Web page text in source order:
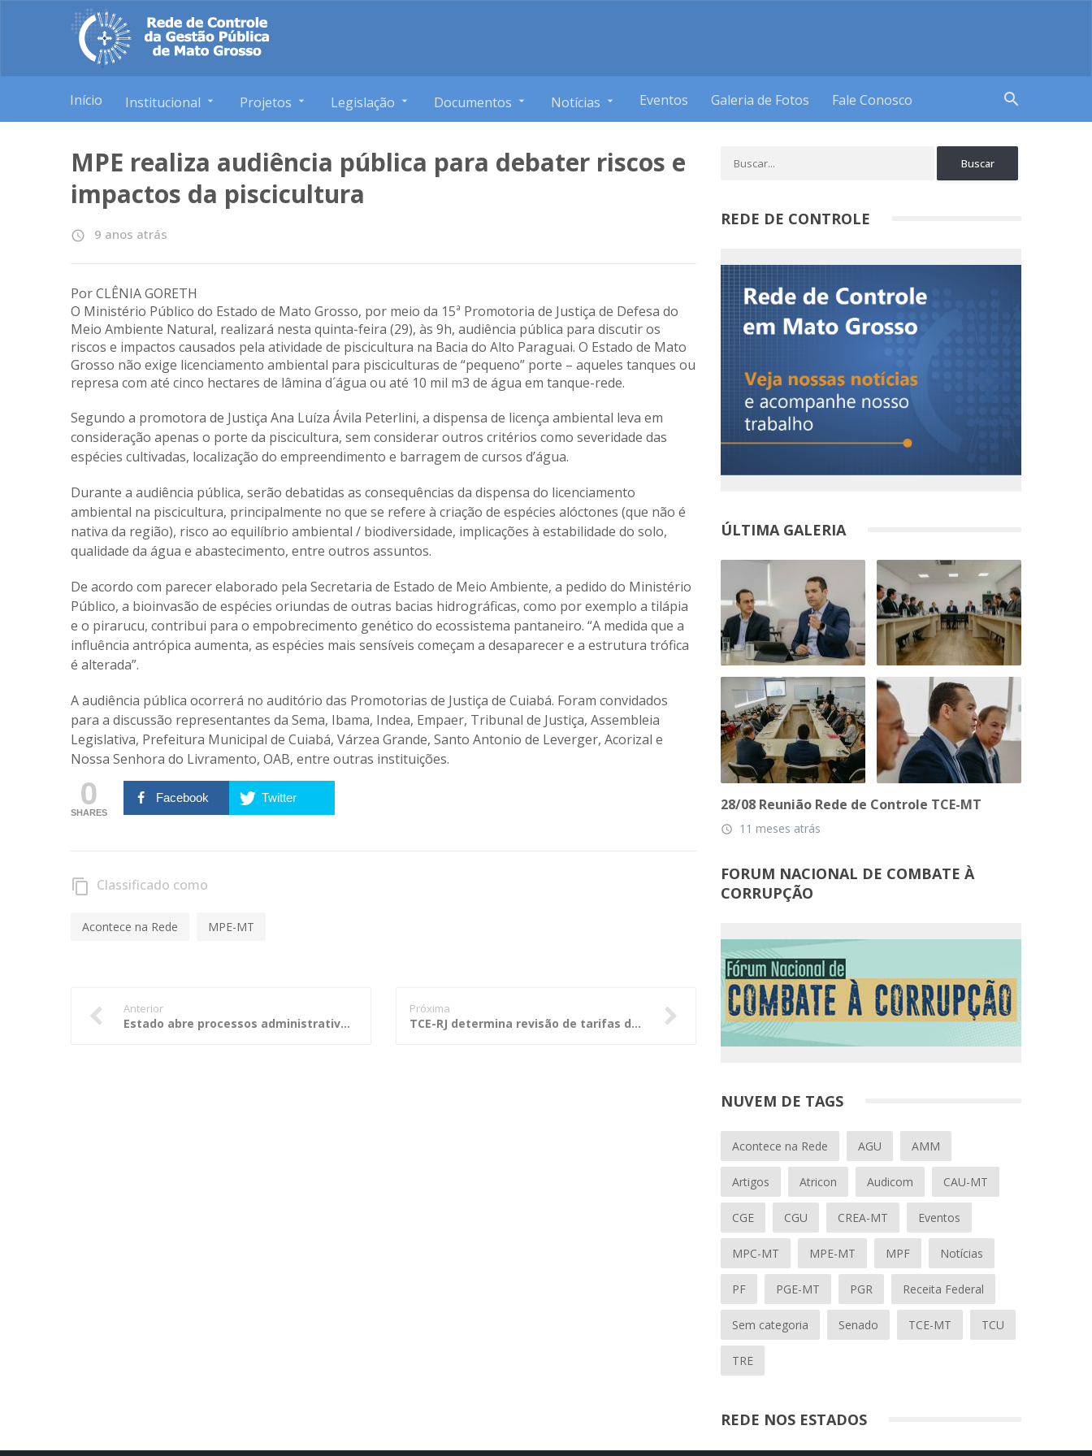
Início Institucional Projetos Legislação Documentos Notícias Eventos Galeria de Fotos Fale Conosco search
MPE realiza audiência pública para debater riscos e
impactos da piscicultura
access_time 9 anos atrás
Por CLÊNIA GORETH
O Ministério Público do Estado de Mato Grosso, por meio da 15ª Promotoria de Justiça de Defesa do
Meio Ambiente Natural, realizará nesta quinta-feira (29), às 9h, audiência pública para discutir os
riscos e impactos causados pela atividade de piscicultura na Bacia do Alto Paraguai. O Estado de Mato
Grosso não exige licenciamento ambiental para pisciculturas de “pequeno” porte – aqueles tanques ou
represa com até cinco hectares de lâmina d´água ou até 10 mil m3 de água em tanque-rede.
Segundo a promotora de Justiça Ana Luíza Ávila Peterlini, a dispensa de licença ambiental leva em
consideração apenas o porte da piscicultura, sem considerar outros critérios como severidade das
espécies cultivadas, localização do empreendimento e barragem de cursos d’água.
Durante a audiência pública, serão debatidas as consequências da dispensa do licenciamento
ambiental na piscicultura, principalmente no que se refere à criação de espécies alóctones (que não é
nativa da região), risco ao equilíbrio ambiental / biodiversidade, implicações à estabilidade do solo,
qualidade da água e abastecimento, entre outros assuntos.
De acordo com parecer elaborado pela Secretaria de Estado de Meio Ambiente, a pedido do Ministério
Público, a bioinvasão de espécies oriundas de outras bacias hidrográficas, como por exemplo a tilápia
e o pirarucu, contribui para o empobrecimento genético do ecossistema pantaneiro. “A medida que a
influência antrópica aumenta, as espécies mais sensíveis começam a desaparecer e a estrutura trófica
é alterada”.
A audiência pública ocorrerá no auditório das Promotorias de Justiça de Cuiabá. Foram convidados
para a discussão representantes da Sema, Ibama, Indea, Empaer, Tribunal de Justiça, Assembleia
Legislativa, Prefeitura Municipal de Cuiabá, Várzea Grande, Santo Antonio de Leverger, Acorizal e
Nossa Senhora do Livramento, OAB, entre outras instituições.
0
SHARES
Facebook Twitter
content_copy Classificado como
Acontece na Rede MPE-MT
Anterior
Estado abre processos administrativos contra empresas e servidores investigados na Operação Zaqueus
Próxima
TCE-RJ determina revisão de tarifas de transportes coletivos
REDE DE CONTROLE
ÚLTIMA GALERIA
28/08 Reunião Rede de Controle TCE-MT
access_time 11 meses atrás
FORUM NACIONAL DE COMBATE À
CORRUPÇÃO
NUVEM DE TAGS
Acontece na Rede AGU AMM
Artigos Atricon Audicom CAU-MT
CGE CGU CREA-MT Eventos
MPC-MT MPE-MT MPF Notícias
PF PGE-MT PGR Receita Federal
Sem categoria Senado TCE-MT TCU
TRE
REDE NOS ESTADOS